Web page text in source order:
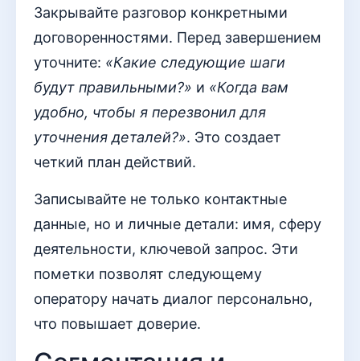
Закрывайте разговор конкретными
договоренностями. Перед завершением
уточните: «Какие следующие шаги
будут правильными?» и «Когда вам
удобно, чтобы я перезвонил для
уточнения деталей?». Это создает
четкий план действий.
Записывайте не только контактные
данные, но и личные детали: имя, сферу
деятельности, ключевой запрос. Эти
пометки позволят следующему
оператору начать диалог персонально,
что повышает доверие.